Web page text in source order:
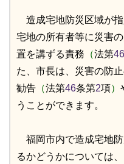
造成宅地防災区域が
宅地の所有者等に災害
置を講ずる責務 （法第46
た、市長は、災害の防
勧告 （法第46条第2項）
うことができます。
福岡市内で造成宅地
るかどうかについては